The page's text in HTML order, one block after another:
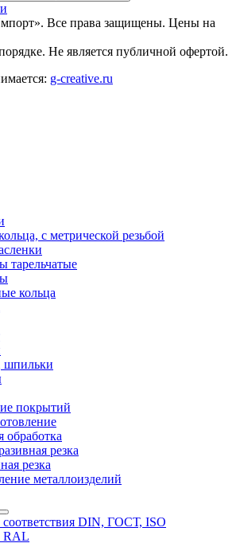
Все права защищены. Цены на
Не является публичной офертой.
g-creative.ru
с метрической резьбой
тарельчатые
кольца
шпильки
покрытий
обработка
резка
резка
металлоизделий
соответствия DIN, ГОСТ, ISO
RAL